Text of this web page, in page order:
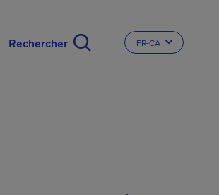
CHANGER LA
FR-CA